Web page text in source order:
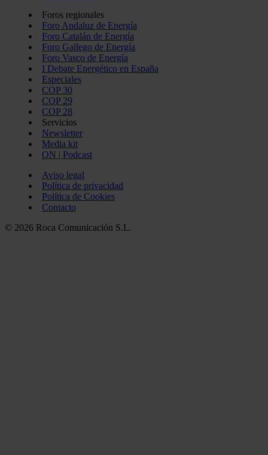
Foros regionales
Foro Andaluz de Energía
Foro Catalán de Energía
Foro Gallego de Energía
Foro Vasco de Energía
I Debate Energético en España
Especiales
COP 30
COP 29
COP 28
Servicios
Newsletter
Media kit
ON | Podcast
Aviso legal
Política de privacidad
Política de Cookies
Contacto
© 2026 Roca Comunicación S.L.